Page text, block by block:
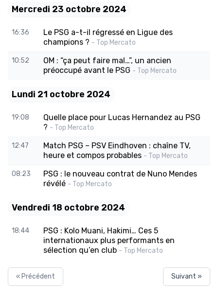
Mercredi 23 octobre 2024
16:36
Le PSG a-t-il régressé en Ligue des
champions ? - Top Mercato
10:52
OM : “ça peut faire mal…”, un ancien
préoccupé avant le PSG - Top Mercato
Lundi 21 octobre 2024
19:08
Quelle place pour Lucas Hernandez au PSG
? - Top Mercato
12:47
Match PSG – PSV Eindhoven : chaîne TV,
heure et compos probables - Top Mercato
08:23
PSG : le nouveau contrat de Nuno Mendes
révélé - Top Mercato
Vendredi 18 octobre 2024
18:44
PSG : Kolo Muani, Hakimi… Ces 5
internationaux plus performants en
sélection qu’en club - Top Mercato
« Précédent Suivant »